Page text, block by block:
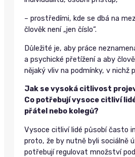
– prostředími, kde se dbá na
člověk není „jen číslo“.
Důležité je, aby práce
a psychické přetížení a aby
nějaký vliv na podmínky, v nichž
Jak se vysoká citlivost
Co potřebují vysoce citliví
přátel nebo kolegů?
Vysoce citliví lidé působí často
proto, že by nutně byli sociálně
potřebují regulovat množství